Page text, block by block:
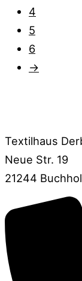
4
5
6
→
Textilhaus
Neue Str. 19
21244